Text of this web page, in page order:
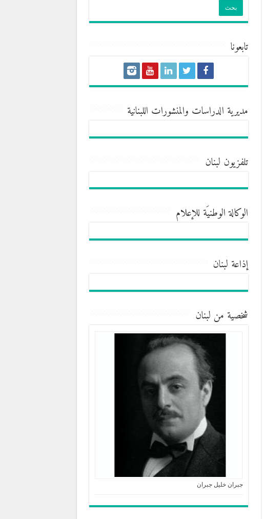
تابعونا
مديرية الدراسات والمنشورات اللبنانية
تلفزيون لبنان
الوكالة الوطنيَة للإعلام
إذاعة لبنان
شخصية من لبنان
جبران خليل جبران